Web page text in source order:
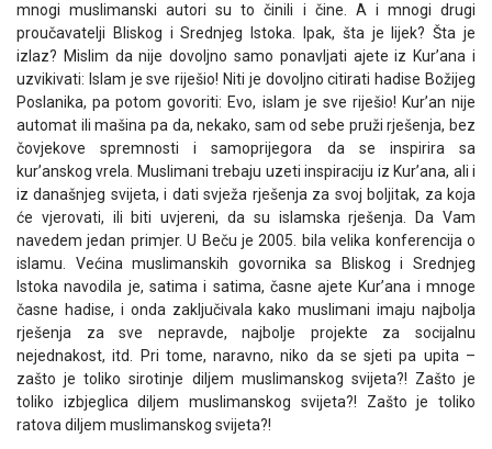
mnogi muslimanski autori su to činili i čine. A i mnogi drugi
proučavatelji Bliskog i Srednjeg Istoka. Ipak, šta je lijek? Šta je
izlaz? Mislim da nije dovoljno samo ponavljati ajete iz Kur’ana i
uzvikivati: Islam je sve riješio! Niti je dovoljno citirati hadise Božijeg
Poslanika, pa potom govoriti: Evo, islam je sve riješio! Kur’an nije
automat ili mašina pa da, nekako, sam od sebe pruži rješenja, bez
čovjekove spremnosti i samoprijegora da se inspirira sa
kur’anskog vrela. Muslimani trebaju uzeti inspiraciju iz Kur’ana, ali i
iz današnjeg svijeta, i dati svježa rješenja za svoj boljitak, za koja
će vjerovati, ili biti uvjereni, da su islamska rješenja. Da Vam
navedem jedan primjer. U Beču je 2005. bila velika konferencija o
islamu. Većina muslimanskih govornika sa Bliskog i Srednjeg
Istoka navodila je, satima i satima, časne ajete Kur’ana i mnoge
časne hadise, i onda zaključivala kako muslimani imaju najbolja
rješenja za sve nepravde, najbolje projekte za socijalnu
nejednakost, itd. Pri tome, naravno, niko da se sjeti pa upita –
zašto je toliko sirotinje diljem muslimanskog svijeta?! Zašto je
toliko izbjeglica diljem muslimanskog svijeta?! Zašto je toliko
ratova diljem muslimanskog svijeta?!